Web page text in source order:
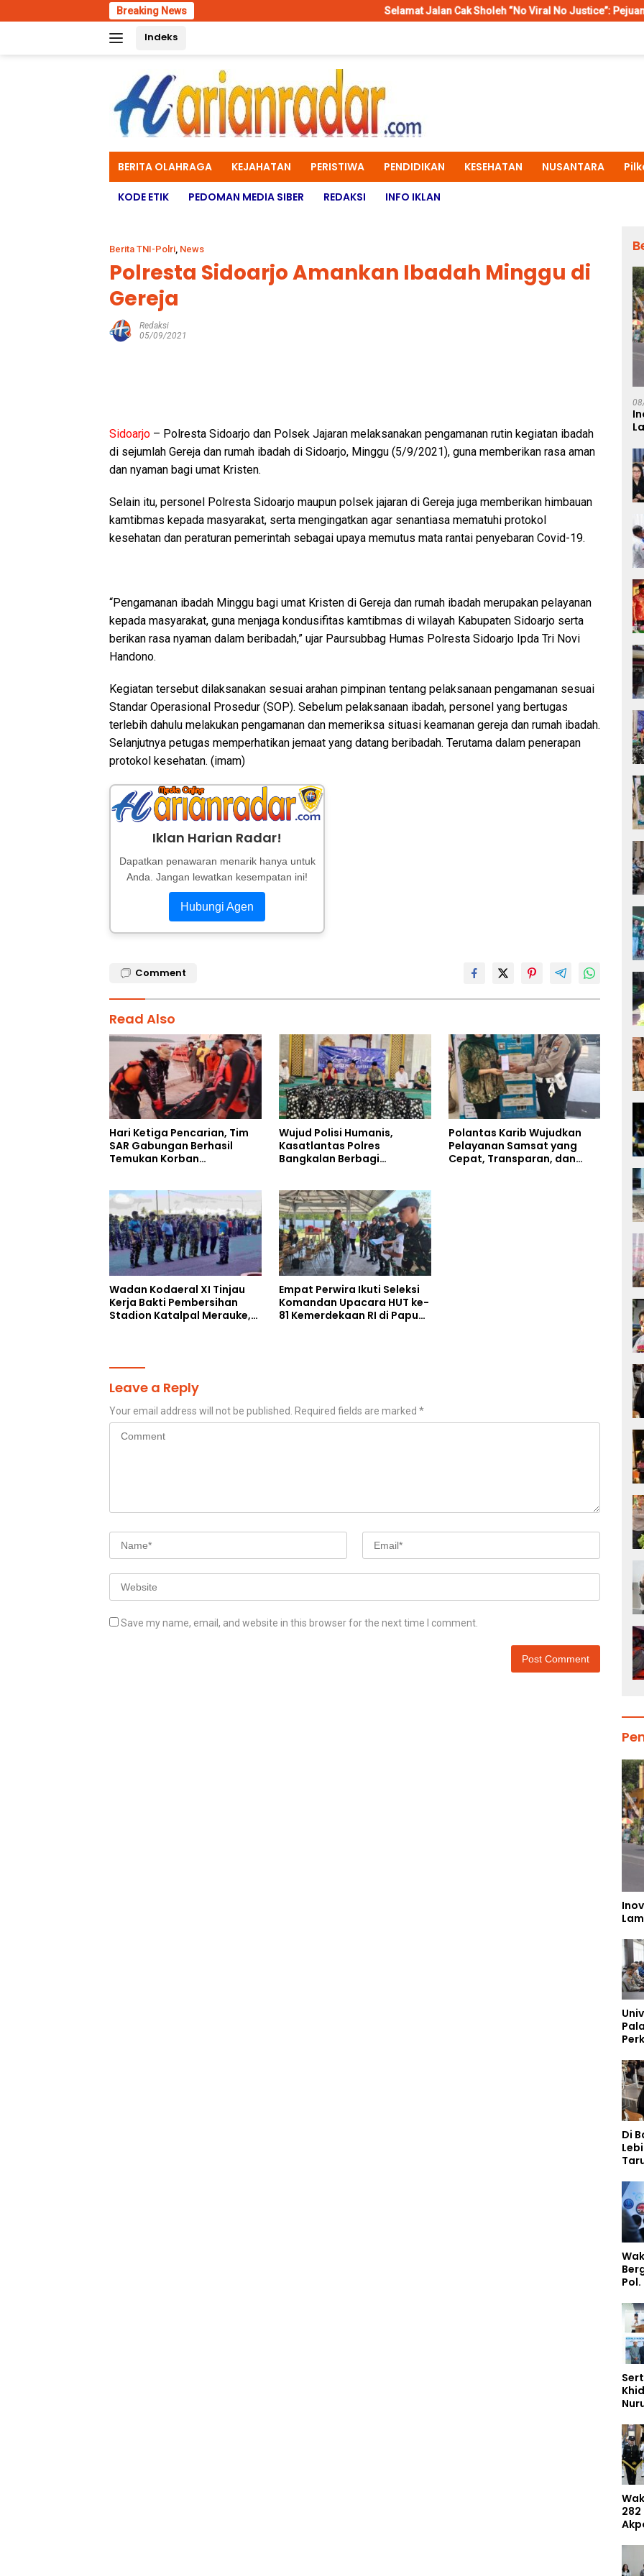
to
Breaking News Selamat Jalan Cak Sholeh “No Viral No Justice”: Pejuang Konstitusi
Indeks
BERITA OLAHRAGA KEJAHATAN PERISTIWA PENDIDIKAN KESEHATAN NUSANTARA
KODE ETIK PEDOMAN MEDIA SIBER REDAKSI INFO IKLAN
Berita TNI-Polri, News
Polresta Sidoarjo Amankan Ibadah Minggu di
Gereja
Redaksi
05/09/2021
Sidoarjo – Polresta Sidoarjo dan Polsek Jajaran melaksanakan pengamanan rutin kegiatan ibadah
di sejumlah Gereja dan rumah ibadah di Sidoarjo, Minggu (5/9/2021), guna memberikan rasa aman
dan nyaman bagi umat Kristen.
Selain itu, personel Polresta Sidoarjo maupun polsek jajaran di Gereja juga memberikan himbauan
kamtibmas kepada masyarakat, serta mengingatkan agar senantiasa mematuhi protokol
kesehatan dan peraturan pemerintah sebagai upaya memutus mata rantai penyebaran Covid-19.
“Pengamanan ibadah Minggu bagi umat Kristen di Gereja dan rumah ibadah merupakan pelayanan
kepada masyarakat, guna menjaga kondusifitas kamtibmas di wilayah Kabupaten Sidoarjo serta
berikan rasa nyaman dalam beribadah,” ujar Paursubbag Humas Polresta Sidoarjo Ipda Tri Novi
Handono.
Kegiatan tersebut dilaksanakan sesuai arahan pimpinan tentang pelaksanaan pengamanan sesuai
Standar Operasional Prosedur (SOP). Sebelum pelaksanaan ibadah, personel yang bertugas
terlebih dahulu melakukan pengamanan dan memeriksa situasi keamanan gereja dan rumah ibadah.
Selanjutnya petugas memperhatikan jemaat yang datang beribadah. Terutama dalam penerapan
protokol kesehatan. (imam)
Iklan Harian Radar!
Dapatkan penawaran menarik hanya untuk
Anda. Jangan lewatkan kesempatan ini!
Hubungi Agen
Comment
Read Also
Hari Ketiga Pencarian, Tim
SAR Gabungan Berhasil
Temukan Korban
Wujud Polisi Humanis,
Kasatlantas Polres
Bangkalan Berbagi
Ahmad Ibrahim
Polantas Karib Wujudkan
Pelayanan Samsat yang
Cepat, Transparan, dan
Wadan Kodaeral XI Tinjau
Kerja Bakti Pembersihan
Stadion Katalpal Merauke,
Empat Perwira Ikuti Seleksi
Komandan Upacara HUT ke-
81 Kemerdekaan RI di Papua
Leave a Reply
Your email address will not be published. Required fields are marked *
Save my name, email, and website in this browser for the next time I comment.
Di
282